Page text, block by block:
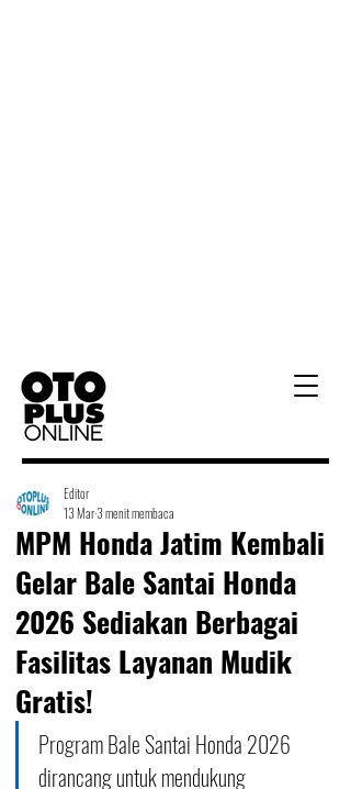
MPM Honda Jatim Kembali
Gelar Bale Santai Honda
2026 Sediakan Berbagai
Fasilitas Layanan Mudik
Gratis!
Editor
13 Mar3 menit membaca
Program Bale Santai Honda 2026
dirancang untuk mendukung